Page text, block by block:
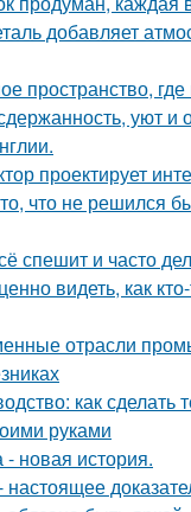
добавляет
пространство,
уют и
проектирует
что не решился
спешит и часто
видеть, как
отрасли
как сделать
руками
новая история.